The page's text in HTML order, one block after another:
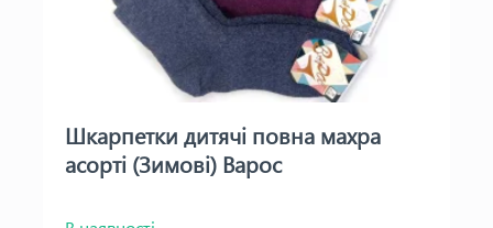
Шкарпетки дитячі повна махра
асорті (Зимові) Варос